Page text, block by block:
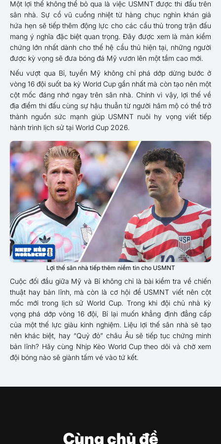
Một lợi thế không thể bỏ qua là việc USMNT được thi đấu trên
sân nhà. Sự cổ vũ cuồng nhiệt từ hàng chục nghìn khán giả
hứa hẹn sẽ tiếp thêm động lực cho các cầu thủ trong trận đấu
mang ý nghĩa đặc biệt quan trọng. Đây được xem là màn kiểm
chứng lớn nhất dành cho thế hệ cầu thủ hiện tại, những người
được kỳ vọng sẽ đưa bóng đá Mỹ vươn lên một tầm cao mới.
Nếu vượt qua Bỉ, tuyển Mỹ không chỉ phá dớp dừng bước ở
vòng 16 đội suốt ba kỳ World Cup gần nhất mà còn tạo nên một
cột mốc đáng nhớ ngay trên sân nhà. Chính vì vậy, lợi thế về
địa điểm thi đấu cùng sự hậu thuẫn từ người hâm mộ có thể trở
thành nguồn sức mạnh giúp USMNT nuôi hy vọng viết tiếp
hành trình lịch sử tại World Cup 2026.
Lợi thế sân nhà tiếp thêm niềm tin cho USMNT
Cuộc đối đầu giữa Mỹ và Bỉ không chỉ là bài kiểm tra về chiến
thuật hay bản lĩnh, mà còn là cơ hội để USMNT viết nên cột
mốc mới trong lịch sử World Cup. Trong khi đội chủ nhà kỳ
vọng phá dớp vòng 16 đội, Bỉ lại muốn khẳng định đẳng cấp
của một thế lực giàu kinh nghiệm. Liệu lợi thế sân nhà sẽ tạo
nên khác biệt, hay “Quỷ đỏ” châu Âu sẽ tiếp tục chứng minh
bản lĩnh? Hãy cùng Nhịp Kèo World Cup theo dõi và chờ xem
đội bóng nào sẽ giành tấm vé vào tứ kết.
Cùng chủ đề